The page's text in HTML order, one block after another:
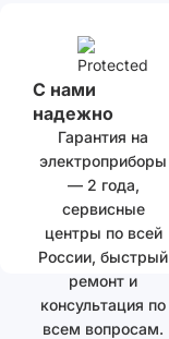
С нами
надежно
Гарантия на
электроприборы
— 2 года,
сервисные
центры по всей
России, быстрый
ремонт и
консультация по
всем вопросам.